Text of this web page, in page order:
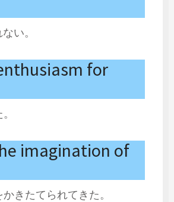
い。
for
imagination of
きたてられてきた。